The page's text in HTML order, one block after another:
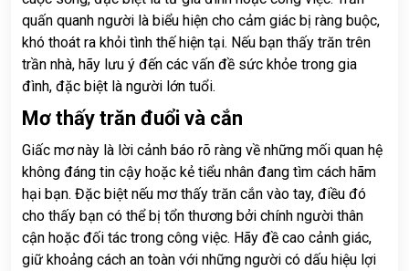
quấn quanh người là biểu hiện cho cảm giác bị ràng buộc,
khó thoát ra khỏi tình thế hiện tại. Nếu bạn thấy trăn trên
trần nhà, hãy lưu ý đến các vấn đề sức khỏe trong gia
đình, đặc biệt là người lớn tuổi.
Mơ thấy trăn đuổi và cắn
Giấc mơ này là lời cảnh báo rõ ràng về những mối quan hệ
không đáng tin cậy hoặc kẻ tiểu nhân đang tìm cách hãm
hại bạn. Đặc biệt nếu mơ thấy trăn cắn vào tay, điều đó
cho thấy bạn có thể bị tổn thương bởi chính người thân
cận hoặc đối tác trong công việc. Hãy đề cao cảnh giác,
giữ khoảng cách an toàn với những người có dấu hiệu lợi